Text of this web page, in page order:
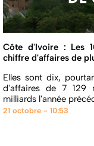
Côte d'Ivoire : Les
chiffre d'affaires de
Elles sont dix,
d'affaires de 7 129
milliards l'année
21 octobre - 10:53